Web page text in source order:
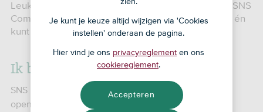
Leuk dat je kiest voor een betaalrekening! Je kunt SNS
Compleet alleen openen als je al klant bij ons bent én
kunt inloggen in de SNS App of Mijn SNS.
Ik ben een nieuwe klant
SNS is sinds 1 juli ASN Bank. Wil je een betaalrekening
openen? Dan doe je dat vanaf nu in de ASN-app.
Je kunt je keuze altijd wijzigen via 'Cookies
instellen' onderaan de pagina.
Hier vind je ons privacyreglement en ons
cookiereglement.
Accepteren